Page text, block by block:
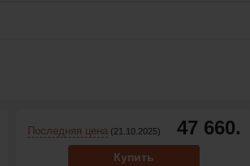
Последняя цена (21.10.2025) 47 660.
Купить